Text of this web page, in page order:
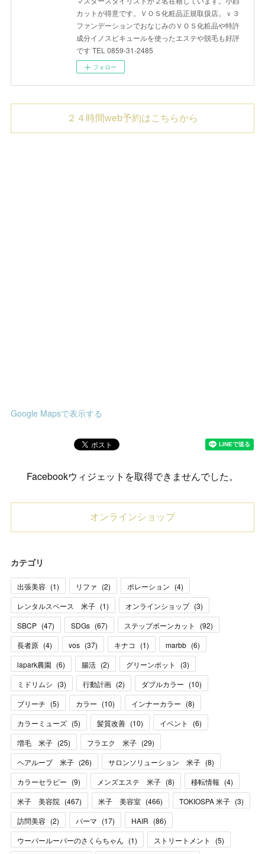
カットが得意です。ＶＯＳ化粧品正規取扱店。ｖ３
ファンデーションでおなじみのＶＯＳ化粧品や特許
成分イノスピキュールを使ったエステや脱毛も好評
です TEL 0859-31-2485
フォロー
２４時間web予約はこちらから
Google Mapsで表示する
Facebookウィジェットを取得できませんでした。
オンラインショップ
カテゴリ
出張美容 (1) リファ (2) ポレーション (4)
レンタルスペース 米子 (1) オンラインショップ (3)
SBCP (47) SDGs (67) ステップボーンカット (92)
長者原 (4) vos (37) キナコ (1) marbb (6)
lapark農園 (6) 腸活 (2) グリーンポット (3)
ミドリムシ (3) 行動計画 (2) ダブルカラー (10)
ブリーチ (5) カラー (10) インナーカラー (8)
カラーミューズ (5) 髪質改善 (10) イベント (6)
増毛 米子 (25) フラエク 米子 (29)
ヘアループ 米子 (26) サロンソリューション 米子 (8)
カラーセラピー (9) メンズエステ 米子 (8) 移転情報 (4)
米子 美容院 (467) 米子 美容室 (466) TOKIOSPA 米子 (3)
訪問美容 (2) パーマ (17) HAIR (86)
ウーパールーパーのさくらちゃん (1) ストリートメント (5)